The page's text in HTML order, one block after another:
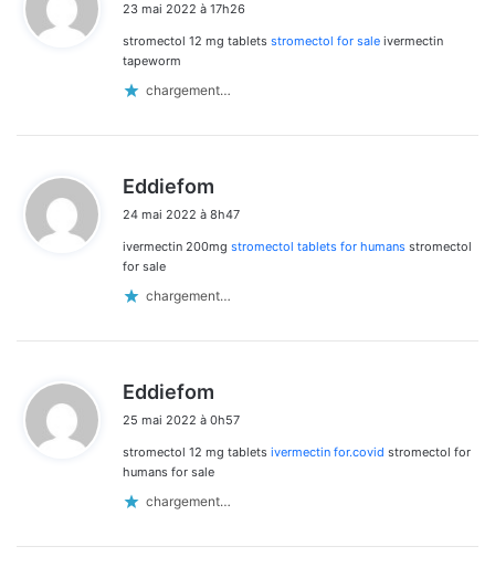
t
23 mai 2022 à 17h26
stromectol 12 mg tablets stromectol for sale ivermectin
tapeworm
chargement…
Eddiefom
t
24 mai 2022 à 8h47
ivermectin 200mg stromectol tablets for humans stromectol
for sale
chargement…
Eddiefom
t
25 mai 2022 à 0h57
stromectol 12 mg tablets ivermectin for.covid stromectol for
humans for sale
chargement…